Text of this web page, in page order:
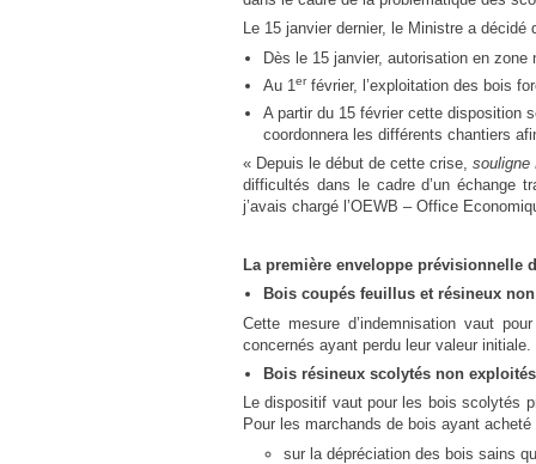
Le 15 janvier dernier, le Ministre a
Dès le 15 janvier, autorisation en
Au 1erfévrier, l’exploitation des bois
A partir du 15 février cette disposition
coordonnera les différents chantiers
« Depuis le début de cette crise,souligne
difficultés dans le cadre d’un échange
j’avais chargé l’OEWB – Office
La première enveloppe prévisionnelle
Bois coupés feuillus et résineux
Cette mesure d’indemnisation vaut
concernés ayant perdu leur valeur initiale.
Bois résineux scolytés non
Le dispositif vaut pour les bois scolytés
Pour les marchands de bois ayant
sur la dépréciation des bois sains